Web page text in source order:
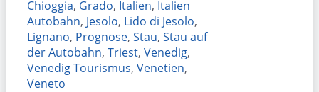
Chioggia, Grado, Italien, Italien
Autobahn, Jesolo, Lido di Jesolo,
Lignano, Prognose, Stau, Stau auf
der Autobahn, Triest, Venedig,
Venedig Tourismus, Venetien,
Veneto